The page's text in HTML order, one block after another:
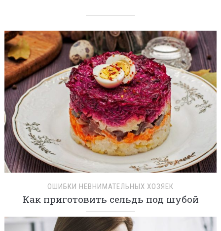
ОШИБКИ НЕВНИМАТЕЛЬНЫХ ХОЗЯЕК
Как приготовить сельдь под шубой